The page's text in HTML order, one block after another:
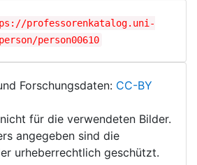
professorenkatalog.uni-
person00610
Forschungsdaten: CC-BY
für die verwendeten Bilder.
angegeben sind die
urheberrechtlich geschützt.